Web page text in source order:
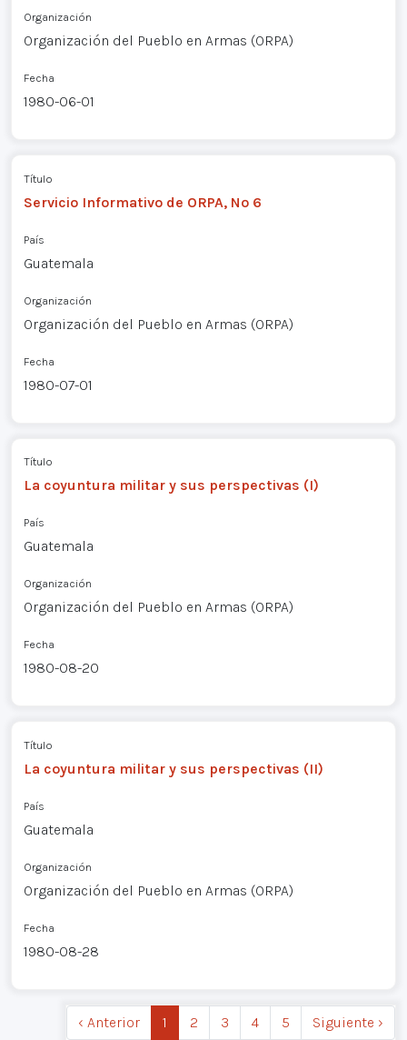
Organización
Organización del Pueblo en Armas (ORPA)
Fecha
1980-06-01
Título
Servicio Informativo de ORPA, Nº 6
País
Guatemala
Organización
Organización del Pueblo en Armas (ORPA)
Fecha
1980-07-01
Título
La coyuntura militar y sus perspectivas (I)
País
Guatemala
Organización
Organización del Pueblo en Armas (ORPA)
Fecha
1980-08-20
Título
La coyuntura militar y sus perspectivas (II)
País
Guatemala
Organización
Organización del Pueblo en Armas (ORPA)
Fecha
1980-08-28
‹ Anterior 1 2 3 4 5 Siguiente ›